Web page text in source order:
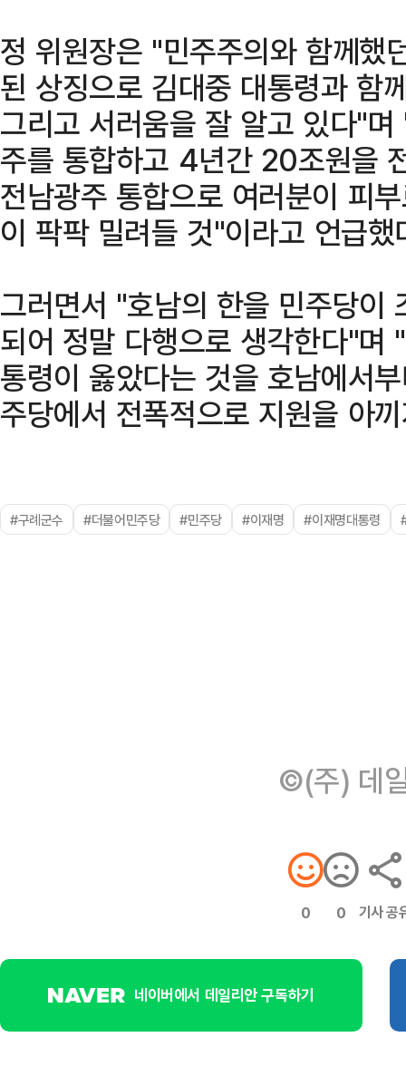
정 위원장은 "민주주의와 함께했
된 상징으로 김대중 대통령과 함
그리고 서러움을 잘 알고 있다"
주를 통합하고 4년간 20조원을
전남광주 통합으로 여러분이 피
이 팍팍 밀려들 것"이라고 언급했
그러면서 "호남의 한을 민주당이
되어 정말 다행으로 생각한다"며
통령이 옳았다는 것을 호남에서
주당에서 전폭적으로 지원을 아
#구례군수 #더불어민주당 #민주당 #이재명 #이재명대통령
©(주) 데
0 0 기사 공
네이버에서 데일리안 구독하기